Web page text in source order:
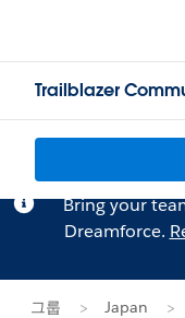
Trailblazer
Bring your
Dreamforce.
그룹 Japan